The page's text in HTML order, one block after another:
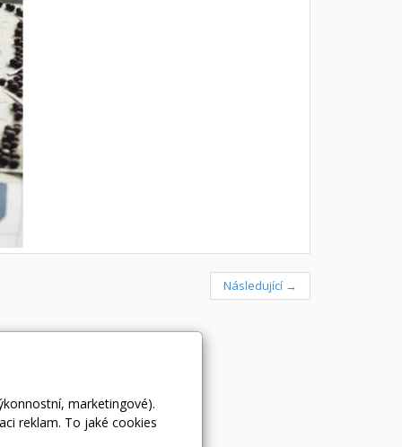
Následující →
marketingové).
reklam. To jaké cookies